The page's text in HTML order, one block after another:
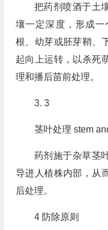
把药剂喷酒于土
壤一定深度，形成
根、幼芽或胚芽鞘、
起向上运转，以杀死
理和播后苗前处理。
3. 3
茎叶处理 stem
药剂施于杂草茎
导进人植株内部，从
后处理。
4 防除原则